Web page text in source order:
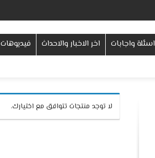
اسئلة واجابات اخر الاخبار والاحداث فيديوهات
لا توجد منتجات تتوافق مع اختيارك.